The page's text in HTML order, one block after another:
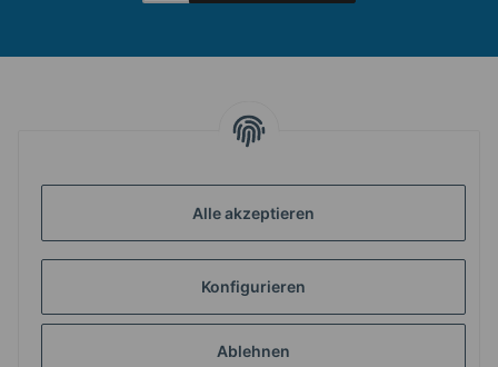
Alle akzeptieren
Konfigurieren
Ablehnen
INFORMATIONEN
GESETZLICHE INFORMATIONEN
ZAHLUNG & VERSAND